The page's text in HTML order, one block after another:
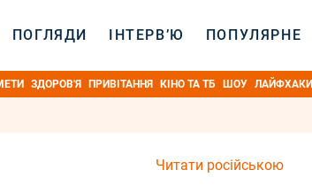
ПОГЛЯДИ ІНТЕРВ’Ю ПОПУЛЯРНЕ
ЗДОРОВ'Я ПРИВІТАННЯ КІНО ТА ТБ ШОУ ЛАЙФХАКИ
Читати російською